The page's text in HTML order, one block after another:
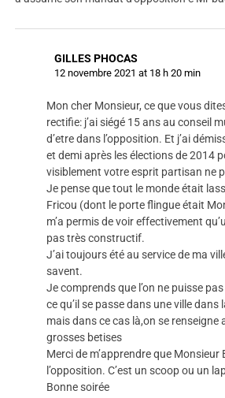
GILLES PHOCAS
12 novembre 2021 at 18 h 20 min
Mon cher Monsieur, ce que vous
rectifie: j’ai siégé 15 ans au conseil
d’etre dans l’opposition. Et j’ai
et demi après les élections de 2014
visiblement votre esprit partisan ne
Je pense que tout le monde était
Fricou (dont le porte flingue était
m’a permis de voir effectivement
pas très constructif.
J’ai toujours été au service de ma
savent.
Je comprends que l’on ne puisse
ce qu’il se passe dans une ville dans
mais dans ce cas là,on se renseigne
grosses betises
Merci de m’apprendre que Monsieur
l’opposition. C’est un scoop ou un
Bonne soirée